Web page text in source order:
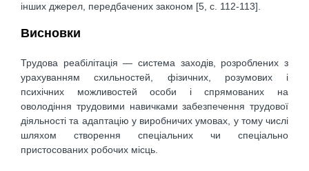
інших джерел, передбачених законом [5, c. 112-113].
Висновки
Трудова реабілітація — система заходів, розроблених з
урахуванням схильностей, фізичних, розумових і
психічних можливостей особи і спрямованих на
оволодіння трудовими навичками забезпечення трудової
діяльності та адаптацію у виробничих умовах, у тому числі
шляхом створення спеціальних чи спеціально
пристосованих робочих місць.